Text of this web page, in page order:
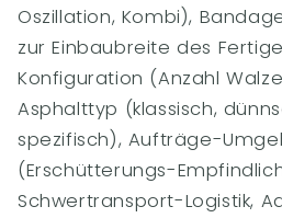
Oszillation, Kombi),
zur Einbaubreite des
Konfiguration (Anzahl
Asphalttyp (klassisch,
spezifisch), Aufträge-
(Erschütterungs-
Schwertransport-Logistik,